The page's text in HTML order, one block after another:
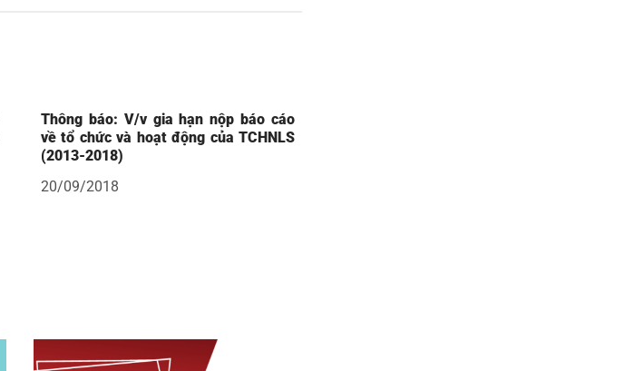
Thông báo: V/v gia hạn nộp báo cáo
về tổ chức và hoạt động của TCHNLS
(2013-2018)
20/09/2018